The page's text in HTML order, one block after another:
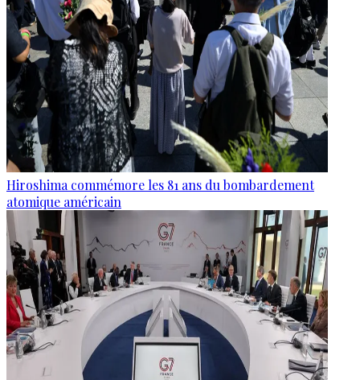
Hiroshima commémore les 81 ans du bombardement
atomique américain